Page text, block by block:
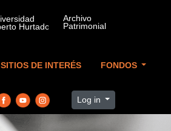
SITIOS DE INTERÉS FONDOS
Log in